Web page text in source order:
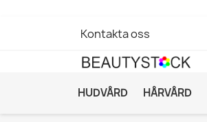
Kontakta oss
HUDVÅRD HÅRVÅRD